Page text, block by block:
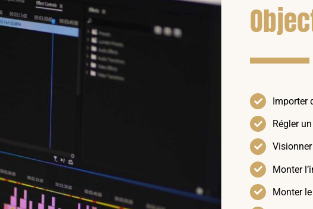
Importer
Régler
Monter
Monter